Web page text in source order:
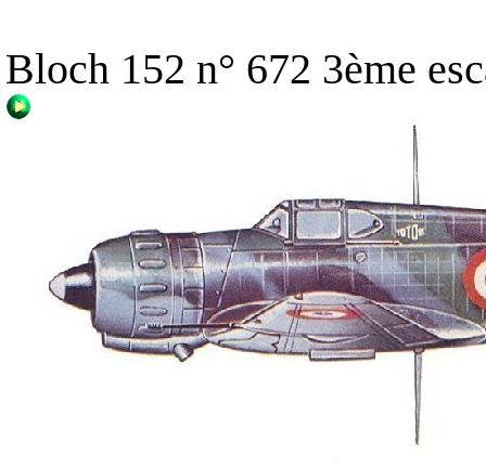
Bloch 152 n° 672 3ème